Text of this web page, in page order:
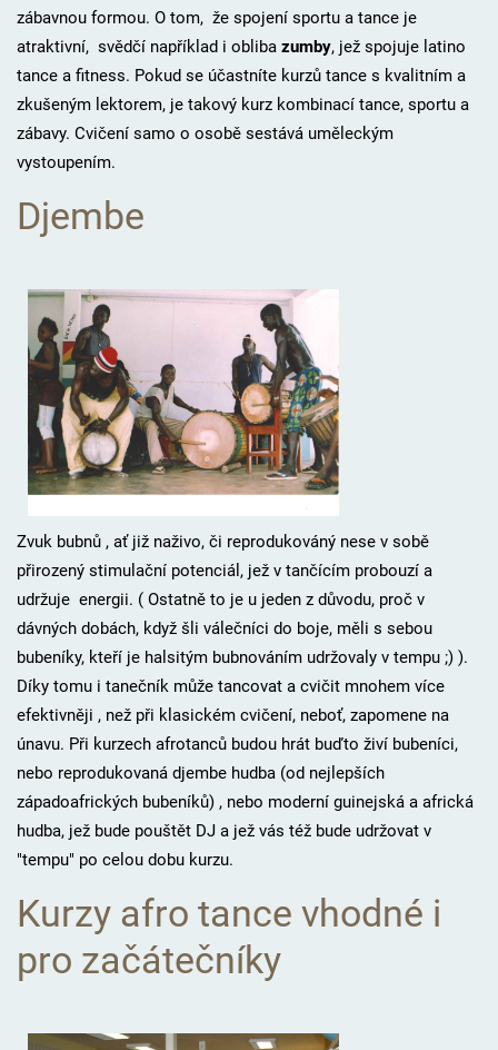
zábavnou formou. O tom, že spojení sportu a tance je
atraktivní, svědčí například i obliba zumby, jež spojuje latino
tance a fitness. Pokud se účastníte kurzů tance s kvalitním a
zkušeným lektorem, je takový kurz kombinací tance, sportu a
zábavy. Cvičení samo o osobě sestává uměleckým
vystoupením.
Djembe
Zvuk bubnů , ať již naživo, či reprodukováný nese v sobě
přirozený stimulační potenciál, jež v tančícím probouzí a
udržuje energii. ( Ostatně to je u jeden z důvodu, proč v
dávných dobách, když šli válečníci do boje, měli s sebou
bubeníky, kteří je halsitým bubnováním udržovaly v tempu ;) ).
Díky tomu i tanečník může tancovat a cvičit mnohem více
efektivněji , než při klasickém cvičení, neboť, zapomene na
únavu. Při kurzech afrotanců budou hrát buďto živí bubeníci,
nebo reprodukovaná djembe hudba (od nejlepších
západoafrických bubeníků) , nebo moderní guinejská a africká
hudba, jež bude pouštět DJ a jež vás též bude udržovat v
"tempu" po celou dobu kurzu.
Kurzy afro tance vhodné i
pro začátečníky